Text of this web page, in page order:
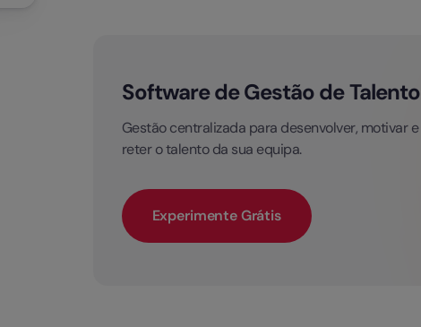
Software de Gestão de Talento
Gestão centralizada para desenvolver, motivar e
reter o talento da sua equipa.
Experimente Grátis